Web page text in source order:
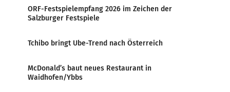
ORF-Festspielempfang 2026 im Zeichen der
Salzburger Festspiele
Tchibo bringt Ube-Trend nach Österreich
McDonald’s baut neues Restaurant in
Waidhofen/Ybbs